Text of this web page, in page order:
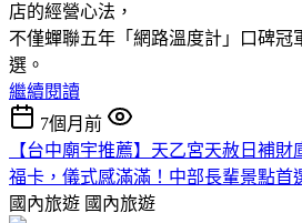
店的經營心法，
不僅蟬聯五年「網路溫度計」口碑冠
選。
繼續閱讀
7個月前
【台中廟宇推薦】天乙宮天赦日補
福卡，儀式感滿滿！中部長輩景點首
國內旅遊 國內旅遊